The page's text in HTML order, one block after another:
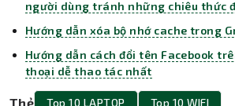
người dùng tránh những chiêu thức
Hướng dẫn xóa bộ nhớ cache trong
Hướng dẫn cách đổi tên Facebook
thoại dễ thao tác nhất
Thẻ Top 10 LAPTOP Top 10 WIFI